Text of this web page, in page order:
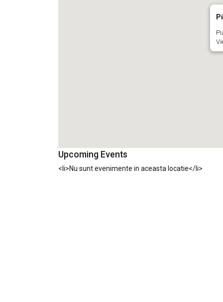
Upcoming Events
<li>Nu sunt evenimente in aceasta locatie</li>